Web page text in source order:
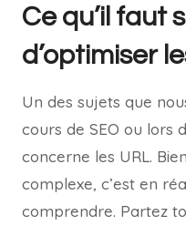
Ce qu’il faut
d’optimiser
Un des sujets que
cours de SEO ou lors
concerne les URL.
complexe, c’est en
comprendre. Partez